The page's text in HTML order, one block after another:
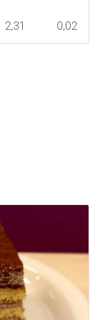
2,31 0,02